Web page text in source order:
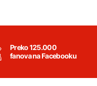
Preko 125.000
fanova na Facebooku